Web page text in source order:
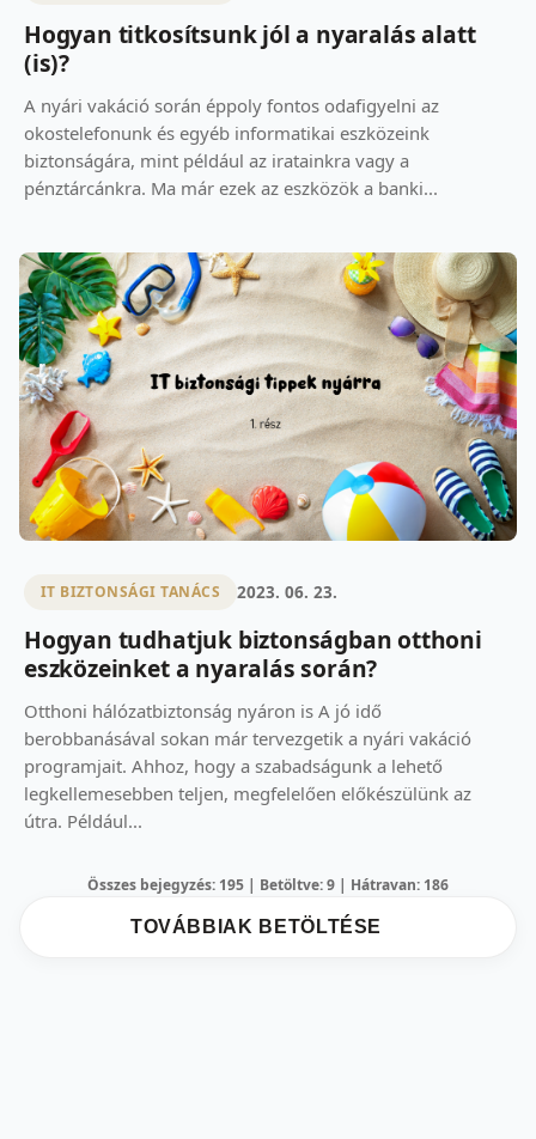
Hogyan titkosítsunk jól a nyaralás alatt
(is)?
A nyári vakáció során éppoly fontos odafigyelni az
okostelefonunk és egyéb informatikai eszközeink
biztonságára, mint például az iratainkra vagy a
pénztárcánkra. Ma már ezek az eszközök a banki...
IT BIZTONSÁGI TANÁCS 2023. 06. 23.
Hogyan tudhatjuk biztonságban otthoni
eszközeinket a nyaralás során?
Otthoni hálózatbiztonság nyáron is A jó idő
berobbanásával sokan már tervezgetik a nyári vakáció
programjait. Ahhoz, hogy a szabadságunk a lehető
legkellemesebben teljen, megfelelően előkészülünk az
útra. Például...
Összes bejegyzés: 195 | Betöltve: 9 | Hátravan: 186
TOVÁBBIAK BETÖLTÉSE